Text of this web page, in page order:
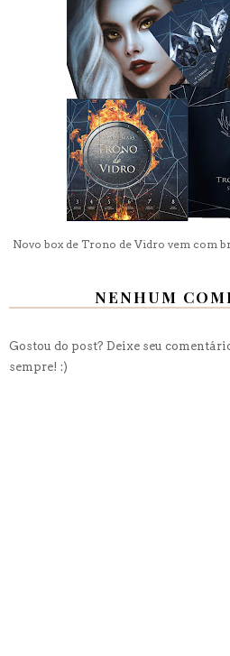
Novo box de Trono de Vidro vem com
NENHUM
Gostou do post? Deixe seu
sempre! :)